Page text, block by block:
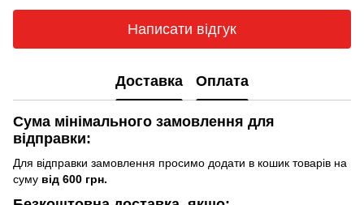
Написати відгук
Доставка Оплата
Сума мінімального замовлення для
відправки:
Для відправки замовлення просимо додати в кошик товарів на
суму від 600 грн.